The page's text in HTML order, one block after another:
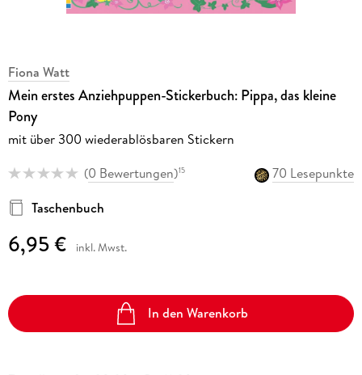
Fiona Watt
Mein erstes Anziehpuppen-Stickerbuch: Pippa, das kleine
Pony
mit über 300 wiederablösbaren Stickern
(0 Bewertungen)15
70 Lesepunkte
Taschenbuch
6,95 € inkl. Mwst.
In den Warenkorb